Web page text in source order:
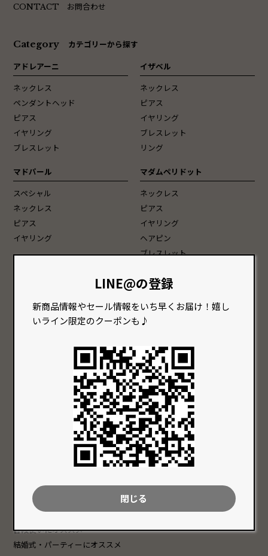
LINE@の登録
新商品情報やセール情報をいち早くお届け！嬉し
いライン限定のクーポンも♪
閉じる
CONTACT お問合わせ
Category
カテゴリーから探す
アドレアーニ
ネックレス
ペンダントヘッド
ピアス
イヤリング
ブレスレット
イザベル
ネックレス
ピアス
イヤリング
ブレスレット
リング
マドパール
スペシャル
ネックレス
ピアス
イヤリング
マダムペリドット
ネックレス
ピアス
イヤリング
ヘアピン
ブレスレット
Vaccari[ヴェネチアンガラス]
ピアス
スペシャル
特徴から探す
白系の商品
価格で選ぶ
〜 10,000円 以内
10,001円 〜 20,000円以内
20,001円 〜 30,000円以内
30,001円 以上
シーンで選ぶ
普段使いにオススメ
結婚式・パーティーにオススメ